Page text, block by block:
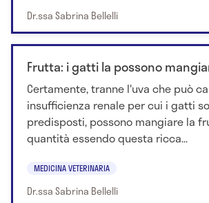
Dr.ssa Sabrina Bellelli
Frutta: i gatti la possono
Certamente, tranne l'uva che può
insufficienza renale per cui i gatti
predisposti, possono mangiare la
quantità essendo questa ricca...
MEDICINA VETERINARIA
Dr.ssa Sabrina Bellelli